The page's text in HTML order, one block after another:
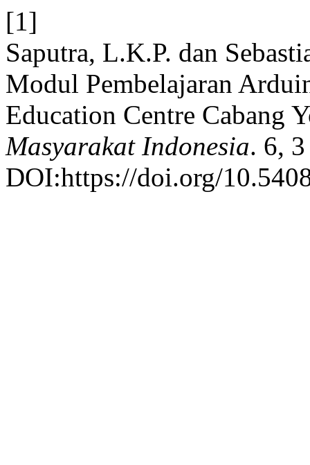
[1]
Saputra, L.K.P. dan
Modul Pembelajaran
Education Centre Cabang
Masyarakat Indonesia. 6,
DOI:https://doi.org/